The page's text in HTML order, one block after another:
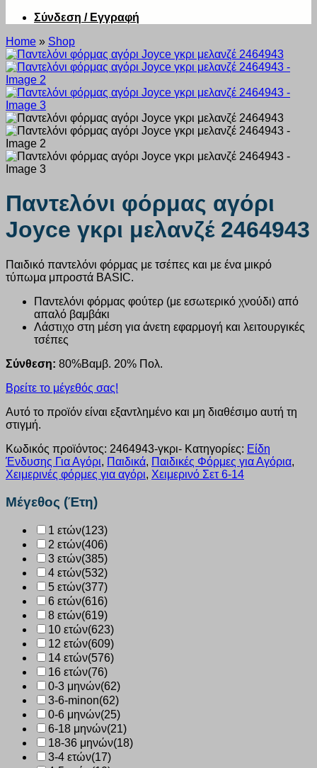
Σύνδεση / Εγγραφή
Home » Shop
Παντελόνι φόρμας αγόρι
Joyce γκρι μελανζέ 2464943
Παιδικό παντελόνι φόρμας με τσέπες και με ένα μικρό
τύπωμα μπροστά BASIC.
Παντελόνι φόρμας φούτερ (με εσωτερικό χνούδι) από
απαλό βαμβάκι
Λάστιχο στη μέση για άνετη εφαρμογή και λειτουργικές
τσέπες
Σύνθεση: 80%Βαμβ. 20% Πολ.
Βρείτε το μέγεθός σας!
Αυτό το προϊόν είναι εξαντλημένο και μη διαθέσιμο αυτή τη
στιγμή.
Κωδικός προϊόντος: 2464943-γκρι- Κατηγορίες: Είδη
Ένδυσης Για Αγόρι, Παιδικά, Παιδικές Φόρμες για Αγόρια,
Χειμερινές φόρμες για αγόρι, Χειμερινό Σετ 6-14
Μέγεθος (Έτη)
1 ετών(123)
2 ετών(406)
3 ετών(385)
4 ετών(532)
5 ετών(377)
6 ετών(616)
8 ετών(619)
10 ετών(623)
12 ετών(609)
14 ετών(576)
16 ετών(76)
0-3 μηνών(62)
3-6-minon(62)
0-6 μηνών(25)
6-18 μηνών(21)
18-36 μηνών(18)
3-4 ετών(17)